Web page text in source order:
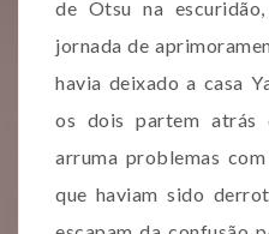
de Otsu na
jornada de
havia deixado a casa
os dois partem atrás
arruma problemas
que haviam sido